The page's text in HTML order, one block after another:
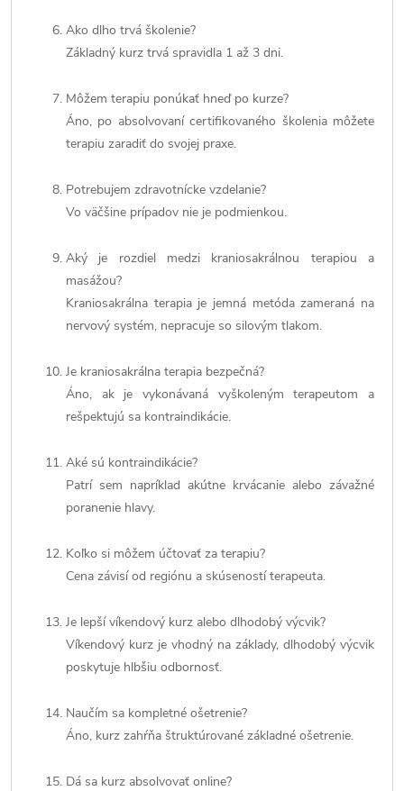
Ako dlho trvá školenie?
Základný kurz trvá spravidla 1 až 3 dni.
Môžem terapiu ponúkať hneď po kurze?
Áno, po absolvovaní certifikovaného školenia môžete
terapiu zaradiť do svojej praxe.
Potrebujem zdravotnícke vzdelanie?
Vo väčšine prípadov nie je podmienkou.
Aký je rozdiel medzi kraniosakrálnou terapiou a
masážou?
Kraniosakrálna terapia je jemná metóda zameraná na
nervový systém, nepracuje so silovým tlakom.
Je kraniosakrálna terapia bezpečná?
Áno, ak je vykonávaná vyškoleným terapeutom a
rešpektujú sa kontraindikácie.
Aké sú kontraindikácie?
Patrí sem napríklad akútne krvácanie alebo závažné
poranenie hlavy.
Koľko si môžem účtovať za terapiu?
Cena závisí od regiónu a skúseností terapeuta.
Je lepší víkendový kurz alebo dlhodobý výcvik?
Víkendový kurz je vhodný na základy, dlhodobý výcvik
poskytuje hlbšiu odbornosť.
Naučím sa kompletné ošetrenie?
Áno, kurz zahŕňa štruktúrované základné ošetrenie.
Dá sa kurz absolvovať online?